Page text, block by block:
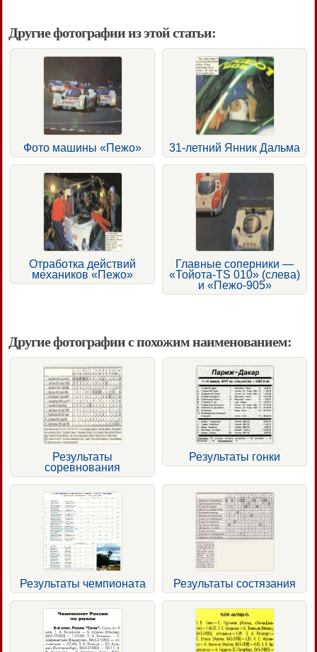
Другие фотографии из этой статьи:
Фото машины «Пежо» 31-летний Янник Дальма
Отработка действий
механиков «Пежо»
Главные соперники —
«Тойота-TS 010» (слева)
и «Пежо-905»
Другие фотографии с похожим наименованием:
Результаты
соревнования
Результаты гонки
Результаты чемпионата Результаты состязания